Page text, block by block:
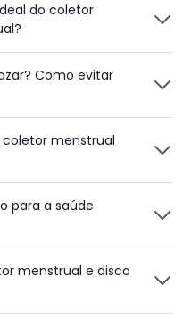
do coletor
Como evitar
menstrual
para a saúde
menstrual e disco